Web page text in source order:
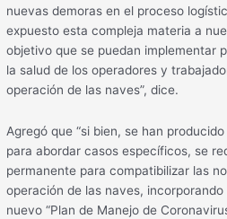
nuevas demoras en el proceso
expuesto esta compleja materia a
objetivo que se puedan implementar
la salud de los operadores y
operación de las naves”, dice.
Agregó que “si bien, se han
para abordar casos específicos, se
permanente para compatibilizar las
operación de las naves,
nuevo “Plan de Manejo de